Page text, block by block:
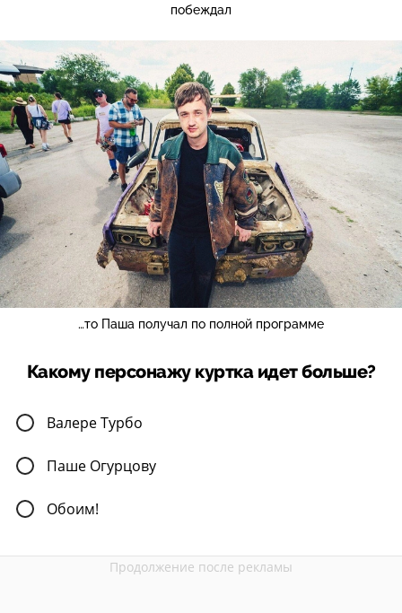
побеждал
…то Паша получал по полной программе
Какому персонажу куртка идет больше?
Валере Турбо
Паше Огурцову
Обоим!